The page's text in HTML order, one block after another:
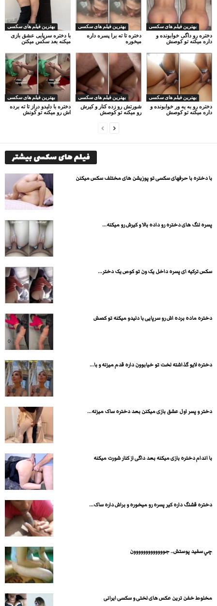
بهترین فیلم های سکسی
با دختره سرپایی عشق بازی
میکنه بعد سکس میکنن
بهترین فیلم های سکسی
دختره تا ته برا پسره داره
میخوره
بهترین فیلم های سکسی
دختره رو داگی خوابونده و
داره میکنه تو کوصش
بهترین فیلم های سکسی
دختره با دلیدو دراز تا ته برده
اش رو میکنه تو کونش
بهترین فیلم های سکسی
شورتش رو زده کنار و کیرش
رو میکنه تو کوصش
بهترین فیلم های سکسی
دختره رو به یه ور خوابونده و
داره میکنه تو کوصش
فیلم های سکسی بیشتر
با دختره با حرفهای سکسی تو پوزیشن های مختلف سکس میکنن
پسره لنگ های دختره رو داده بالا و کیرش رو میکنه...
سکس ترکیه ای پسره داخل یک ون تو کوص یک دختر...
دختره ماده برده اش رو سرپایی با دلیدو میکنه تو کصش
دختره لایو گذاشته لخت تو خیابوون داره قدم میزنه و با...
دختر و پسر اول عشق بازی میکنن بعد دختره ساک میزنه...
با اندام دختره بازی میکنه بعد داگی از کنار شورت میکنه
دختره قشنگ داره کیر پسره رو میخوره و براش داره ساک...
چي سفيد پوستش.. جووووووووووووون
مخلوط خفن ترین عکس های لختی و سکسی ایرانی